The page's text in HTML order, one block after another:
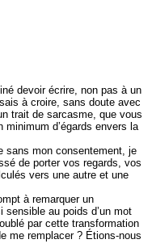
devoir écrire, non pas à un
à croire, sans doute avec
trait de sarcasme, que vous
d’égards envers la
sans mon consentement, je
de porter vos regards, vos
vers une autre et une
à remarquer un
sensible au poids d’un mot
par cette transformation
me remplacer ? Étions-nous